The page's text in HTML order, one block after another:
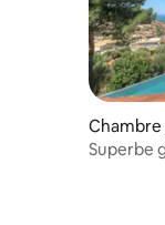
Chambre